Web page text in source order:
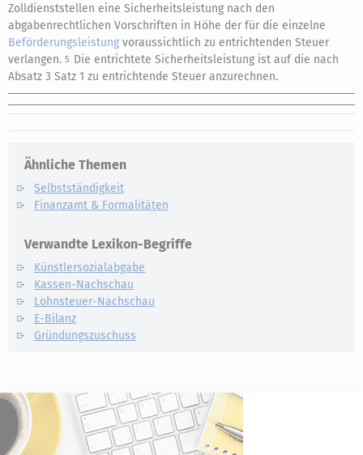
Zolldienststellen eine Sicherheitsleistung nach den
abgabenrechtlichen Vorschriften in Höhe der für die einzelne
Beförderungsleistung voraussichtlich zu entrichtenden Steuer
verlangen. 5 Die entrichtete Sicherheitsleistung ist auf die nach
Absatz 3 Satz 1 zu entrichtende Steuer anzurechnen.
Ähnliche Themen
Selbstständigkeit
Finanzamt & Formalitäten
Verwandte Lexikon-Begriffe
Künstlersozialabgabe
Kassen-Nachschau
Lohnsteuer-Nachschau
E-Bilanz
Gründungszuschuss